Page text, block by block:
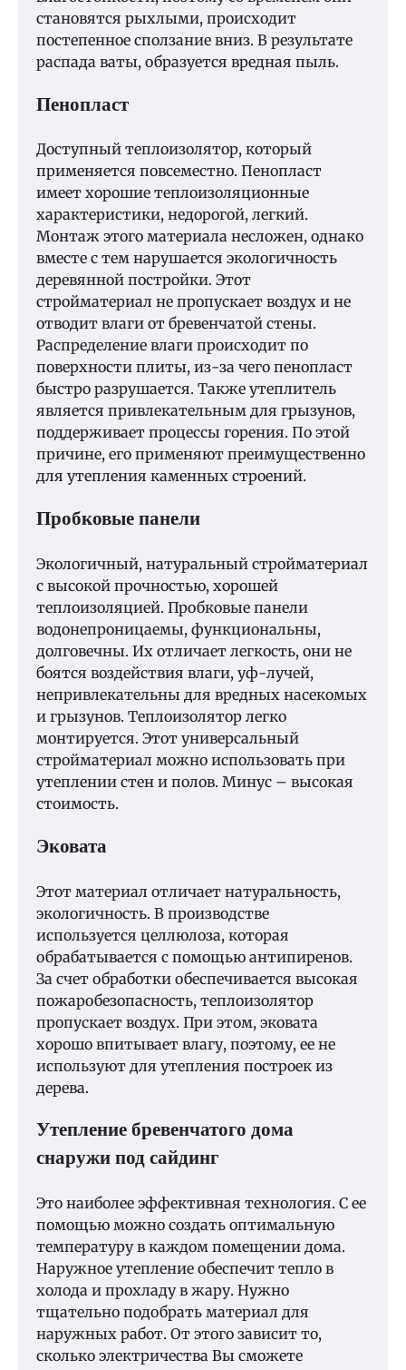
становятся рыхлыми, происходит
постепенное сползание вниз. В результате
распада ваты, образуется вредная пыль.
Пенопласт
Доступный теплоизолятор, который
применяется повсеместно. Пенопласт
имеет хорошие теплоизоляционные
характеристики, недорогой, легкий.
Монтаж этого материала несложен, однако
вместе с тем нарушается экологичность
деревянной постройки. Этот
стройматериал не пропускает воздух и не
отводит влаги от бревенчатой стены.
Распределение влаги происходит по
поверхности плиты, из-за чего пенопласт
быстро разрушается. Также утеплитель
является привлекательным для грызунов,
поддерживает процессы горения. По этой
причине, его применяют преимущественно
для утепления каменных строений.
Пробковые панели
Экологичный, натуральный стройматериал
с высокой прочностью, хорошей
теплоизоляцией. Пробковые панели
водонепроницаемы, функциональны,
долговечны. Их отличает легкость, они не
боятся воздействия влаги, уф-лучей,
непривлекательны для вредных насекомых
и грызунов. Теплоизолятор легко
монтируется. Этот универсальный
стройматериал можно использовать при
утеплении стен и полов. Минус – высокая
стоимость.
Эковата
Этот материал отличает натуральность,
экологичность. В производстве
используется целлюлоза, которая
обрабатывается с помощью антипиренов.
За счет обработки обеспечивается высокая
пожаробезопасность, теплоизолятор
пропускает воздух. При этом, эковата
хорошо впитывает влагу, поэтому, ее не
используют для утепления построек из
дерева.
Утепление бревенчатого дома
снаружи под сайдинг
Это наиболее эффективная технология. С ее
помощью можно создать оптимальную
температуру в каждом помещении дома.
Наружное утепление обеспечит тепло в
холода и прохладу в жару. Нужно
тщательно подобрать материал для
наружных работ. От этого зависит то,
сколько электричества Вы сможете